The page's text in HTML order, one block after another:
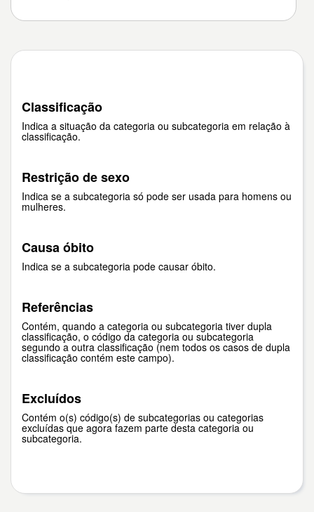
Classificação
Indica a situação da categoria ou subcategoria em relação à
classificação.
Restrição de sexo
Indica se a subcategoria só pode ser usada para homens ou
mulheres.
Causa óbito
Indica se a subcategoria pode causar óbito.
Referências
Contém, quando a categoria ou subcategoria tiver dupla
classificação, o código da categoria ou subcategoria
segundo a outra classificação (nem todos os casos de dupla
classificação contém este campo).
Excluídos
Contém o(s) código(s) de subcategorias ou categorias
excluídas que agora fazem parte desta categoria ou
subcategoria.